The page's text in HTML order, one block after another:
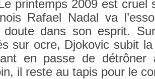
prin­temps 2009 est cruel
Rafael Nadal va
doute dans son esprit.
sur ocre, Djokovic subit la
en passe de détrôner
il reste au tapis pour le